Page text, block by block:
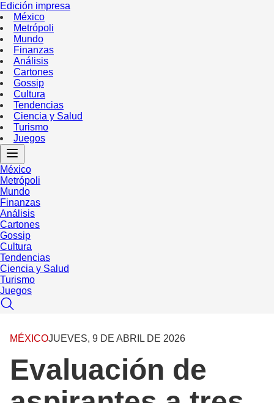
Edición impresa
México
Metrópoli
Mundo
Finanzas
Análisis
Cartones
Gossip
Cultura
Tendencias
Ciencia y Salud
Turismo
Juegos
México
Metrópoli
Mundo
Finanzas
Análisis
Cartones
Gossip
Cultura
Tendencias
Ciencia y Salud
Turismo
Juegos
MÉXICOJUEVES, 9 DE ABRIL DE 2026
Evaluación de